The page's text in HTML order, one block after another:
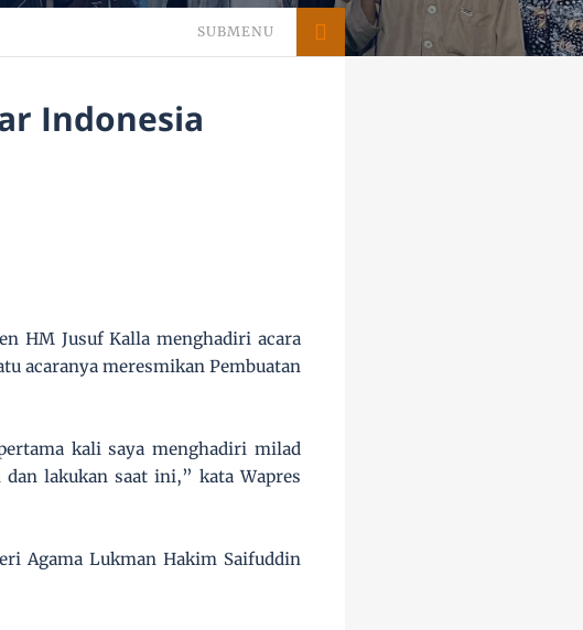
SUBMENU
Indonesia
HM Jusuf Kalla menghadiri acara
acaranya meresmikan Pembuatan
kali saya menghadiri milad
lakukan saat ini,” kata Wapres
Agama Lukman Hakim Saifuddin